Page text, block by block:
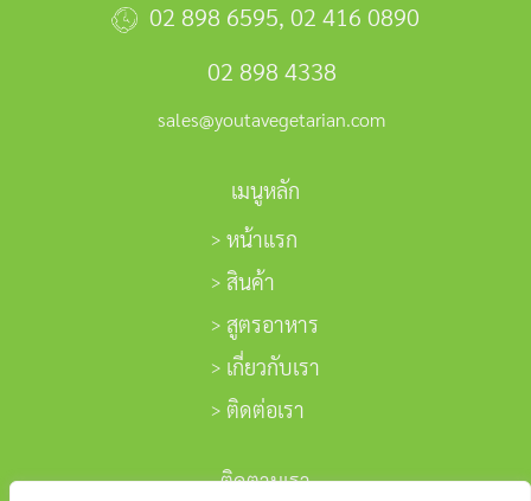
02 898 6595, 02 416 0890
02 898 4338
sales@youtavegetarian.com
เมนูหลัก
หน้าแรก
สินค้า
สูตรอาหาร
เกี่ยวกับเรา
ติดต่อเรา
ติดตามเรา